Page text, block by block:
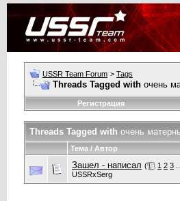
USSR Team Forum > Tags
Threads Tagged with очень
Регистрация
Threads Tagged with очень
Тема / Автор
Зашел - написал ( 1 2 3
USSRxSerg